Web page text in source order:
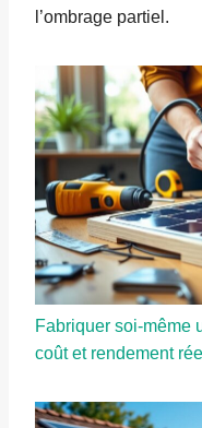
l’ombrage partiel.
Fabriquer soi-même
coût et rendement réel